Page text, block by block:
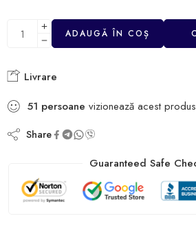
ADAUGĂ ÎN COȘ
Livrare
51 persoane vizionează acest
Share
Guaranteed Safe